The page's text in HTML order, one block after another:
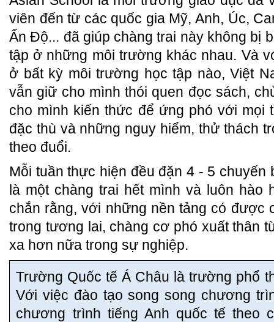
viên đến từ các quốc gia Mỹ, Anh, Úc,
Ấn Độ... đã giúp chàng trai này không bị
tập ở những môi trường khác nhau. Và
ở bất kỳ môi trường học tập nào, Việt
vẫn giữ cho mình thói quen đọc sách,
cho mình kiến thức để ứng phó với mọi
đặc thù và những nguy hiểm, thử thách
theo đuổi.
Mỗi tuần thực hiện đều đặn 4 - 5 chuyến
là một chàng trai hết mình và luôn hào
chắn rằng, với những nền tảng có được
trong tương lai, chàng cơ phó xuất thân
xa hơn nữa trong sự nghiệp.
Trường Quốc tế Á Châu là trường phổ
Với việc đào tạo song song chương
chương trình tiếng Anh quốc tế theo